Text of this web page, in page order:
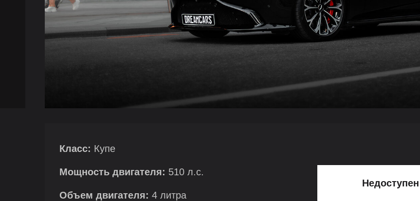
Класс: Купе
Мощность двигателя: 510 л.с.
Объем двигателя: 4 литра
Недоступен